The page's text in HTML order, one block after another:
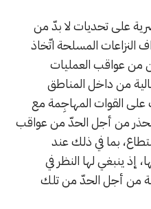
على تحديات لا بدّ من
المسلحة اتّخاذ
من عواقب العمليات
من داخل المناطق
القوات المهاجِمة مع
من أجل الحدّ من عواقب
بما في ذلك عند
إذ ينبغي لها النظر في
من أجل الحدّ من تلك